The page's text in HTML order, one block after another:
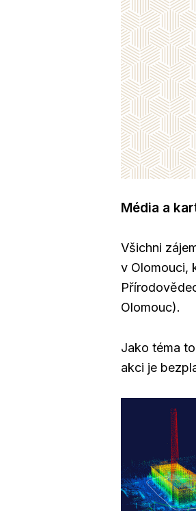
Média a
Všichni
v Olomouci,
Olomouc).
Jako téma
akci je